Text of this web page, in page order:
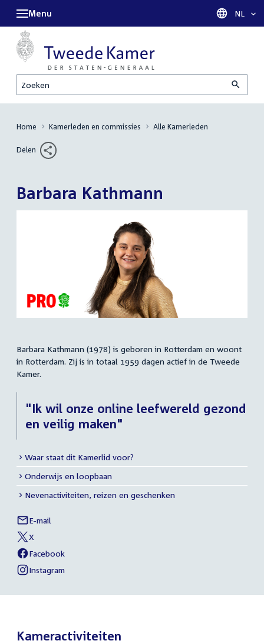
Zoeken
Menu Taal
NL
Home Kamerleden en commissies Alle Kamerleden
Delen
Barbara Kathmann
Samenvatting
Barbara Kathmann (1978) is geboren in Rotterdam en woont
in Rotterdam. Zij is in totaal 1959 dagen actief in de Tweede
Kamer.
"Ik wil onze online leefwereld gezond
en veilig maken"
Meer
info
Waar staat dit Kamerlid voor?
Onderwijs en loopbaan
Nevenactiviteiten, reizen en geschenken
Links
naar
sociale
media
E-mail
Barbara
Kathmann
External
link:
X
van
Barbara
Kathmann
External
link:
Facebook
van
Barbara
Kathmann
External
Instagram
van
Kathmann
Kameractiviteiten